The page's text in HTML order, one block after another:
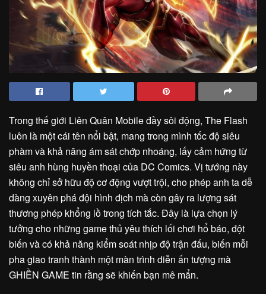
Trong thế giới Liên Quân Mobile đầy sôi động, The Flash
luôn là một cái tên nổi bật, mang trong mình tốc độ siêu
phàm và khả năng ám sát chớp nhoáng, lấy cảm hứng từ
siêu anh hùng huyền thoại của DC Comics. Vị tướng này
không chỉ sở hữu độ cơ động vượt trội, cho phép anh ta dễ
dàng xuyên phá đội hình địch mà còn gây ra lượng sát
thương phép khổng lồ trong tích tắc. Đây là lựa chọn lý
tưởng cho những game thủ yêu thích lối chơi hổ báo, đột
biến và có khả năng kiểm soát nhịp độ trận đấu, biến mỗi
pha giao tranh thành một màn trình diễn ấn tượng mà
GHIỀN GAME tin rằng sẽ khiến bạn mê mẩn.